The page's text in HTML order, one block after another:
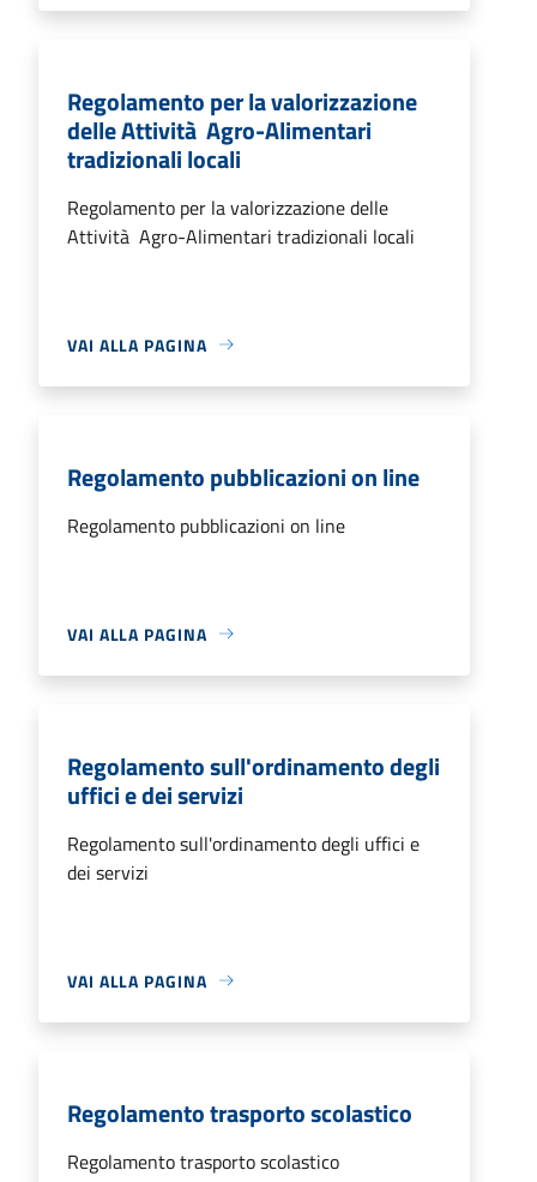
Regolamento per la valorizzazione
delle Attività Agro-Alimentari
tradizionali locali
Regolamento per la valorizzazione delle
Attività Agro-Alimentari tradizionali locali
VAI ALLA PAGINA
Regolamento pubblicazioni on line
Regolamento pubblicazioni on line
VAI ALLA PAGINA
Regolamento sull'ordinamento degli
uffici e dei servizi
Regolamento sull'ordinamento degli uffici e
dei servizi
VAI ALLA PAGINA
Regolamento trasporto scolastico
Regolamento trasporto scolastico